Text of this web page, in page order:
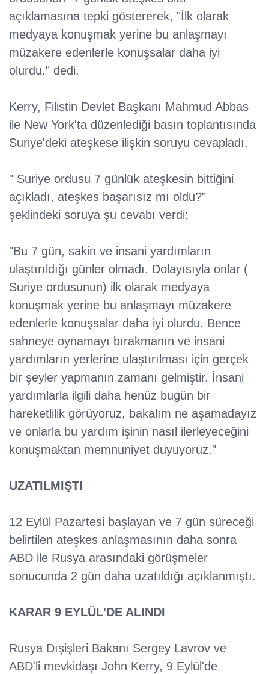
açıklamasına tepki göstererek, "İlk olarak
medyaya konuşmak yerine bu anlaşmayı
müzakere edenlerle konuşsalar daha iyi
olurdu." dedi.
Kerry, Filistin Devlet Başkanı Mahmud Abbas
ile New York'ta düzenlediği basın toplantısında
Suriye'deki ateşkese ilişkin soruyu cevapladı.
" Suriye ordusu 7 günlük ateşkesin bittiğini
açıkladı, ateşkes başarısız mı oldu?"
şeklindeki soruya şu cevabı verdi:
"Bu 7 gün, sakin ve insani yardımların
ulaştırıldığı günler olmadı. Dolayısıyla onlar (
Suriye ordusunun) ilk olarak medyaya
konuşmak yerine bu anlaşmayı müzakere
edenlerle konuşsalar daha iyi olurdu. Bence
sahneye oynamayı bırakmanın ve insani
yardımların yerlerine ulaştırılması için gerçek
bir şeyler yapmanın zamanı gelmiştir. İnsani
yardımlarla ilgili daha henüz bugün bir
hareketlilik görüyoruz, bakalım ne aşamadayız
ve onlarla bu yardım işinin nasıl ilerleyeceğini
konuşmaktan memnuniyet duyuyoruz."
UZATILMIŞTI
12 Eylül Pazartesi başlayan ve 7 gün süreceği
belirtilen ateşkes anlaşmasının daha sonra
ABD ile Rusya arasındaki görüşmeler
sonucunda 2 gün daha uzatıldığı açıklanmıştı.
KARAR 9 EYLÜL'DE ALINDI
Rusya Dışişleri Bakanı Sergey Lavrov ve
ABD'li mevkidaşı John Kerry, 9 Eylül'de